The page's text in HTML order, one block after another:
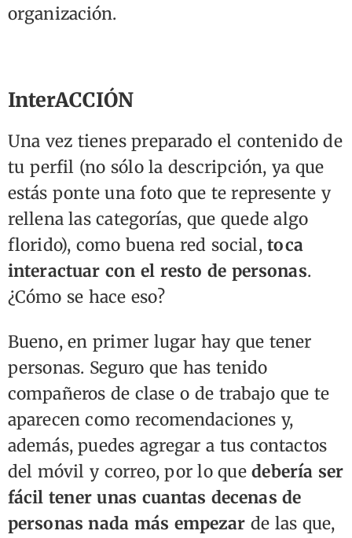
organización.
InterACCIÓN
Una vez tienes preparado el contenido de
tu perfil (no sólo la descripción, ya que
estás ponte una foto que te represente y
rellena las categorías, que quede algo
florido), como buena red social,toca
interactuar con el resto de personas.
¿Cómo se hace eso?
Bueno, en primer lugar hay que tener
personas. Seguro que has tenido
compañeros de clase o de trabajo que te
aparecen como recomendaciones y,
además, puedes agregar a tus contactos
del móvil y correo, por lo quedebería ser
fácil tener unas cuantas decenas de
personas nada más empezar de las que,